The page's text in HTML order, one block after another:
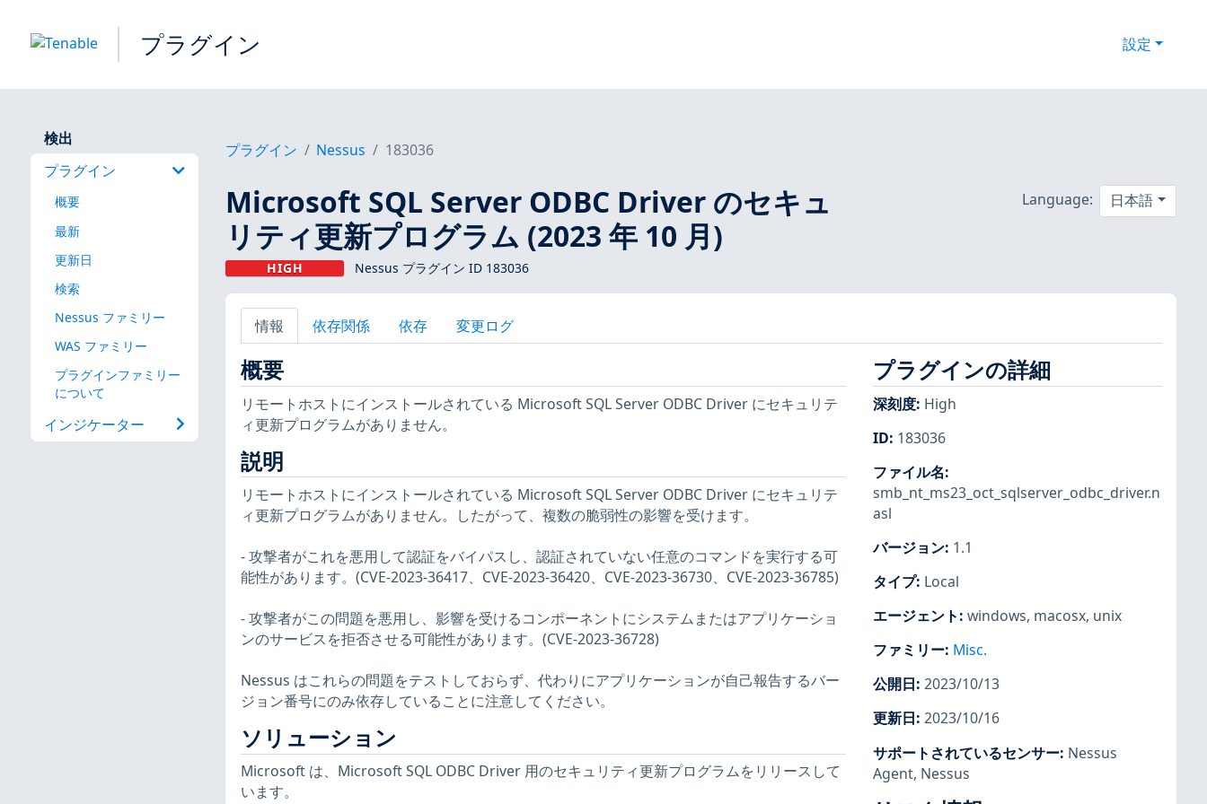
プラグイン 設定
検出
プラグイン
概要
最新
更新日
検索
Nessus ファミリー
WAS ファミリー
プラグインファミリー
について
インジケーター
プラグイン Nessus 183036
Microsoft SQL Server ODBC Driver のセキュ
リティ更新プログラム (2023 年 10 月)
HIGH Nessus プラグイン ID 183036
Language: 日本語
情報 依存関係 依存 変更ログ
概要
リモートホストにインストールされている Microsoft SQL Server ODBC Driver にセキュリテ
ィ更新プログラムがありません。
説明
リモートホストにインストールされている Microsoft SQL Server ODBC Driver にセキュリテ
ィ更新プログラムがありません。したがって、複数の脆弱性の影響を受けます。
- 攻撃者がこれを悪用して認証をバイパスし、認証されていない任意のコマンドを実行する可
能性があります。(CVE-2023-36417、CVE-2023-36420、CVE-2023-36730、CVE-2023-36785)
- 攻撃者がこの問題を悪用し、影響を受けるコンポーネントにシステムまたはアプリケーショ
ンのサービスを拒否させる可能性があります。(CVE-2023-36728)
Nessus はこれらの問題をテストしておらず、代わりにアプリケーションが自己報告するバー
ジョン番号にのみ依存していることに注意してください。
ソリューション
Microsoft は、Microsoft SQL ODBC Driver 用のセキュリティ更新プログラムをリリースして
います。
プラグインの詳細
深刻度: High
ID: 183036
ファイル名:
smb_nt_ms23_oct_sqlserver_odbc_driver.n
asl
バージョン: 1.1
タイプ: Local
エージェント: windows, macosx, unix
ファミリー: Misc.
公開日: 2023/10/13
更新日: 2023/10/16
サポートされているセンサー: Nessus
Agent, Nessus